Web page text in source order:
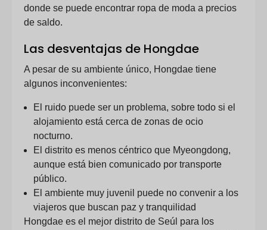
donde se puede encontrar ropa de moda a precios
de saldo.
Las desventajas de Hongdae
A pesar de su ambiente único, Hongdae tiene
algunos inconvenientes:
El ruido puede ser un problema, sobre todo si el
alojamiento está cerca de zonas de ocio
nocturno.
El distrito es menos céntrico que Myeongdong,
aunque está bien comunicado por transporte
público.
El ambiente muy juvenil puede no convenir a los
viajeros que buscan paz y tranquilidad
Hongdae es el mejor distrito de Seúl para los